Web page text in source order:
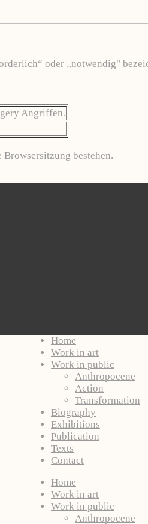
oder „notwendig"
Angriffen.
bestehen.
Home
Work in art
Work in public
Anthropocene
Action
Transformation
Biography
Exhibitions
Publication
Texts
Contact
Home
Work in art
Work in public
Anthropocene